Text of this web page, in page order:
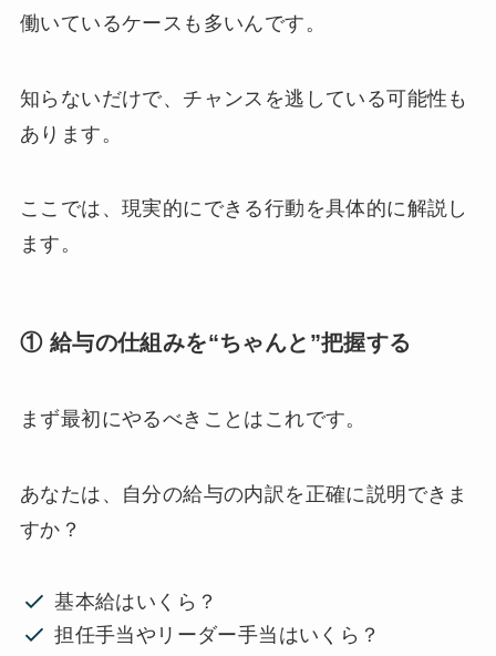
働いているケースも多いんです。
知らないだけで、チャンスを逃している可能性も
あります。
ここでは、現実的にできる行動を具体的に解説し
ます。
① 給与の仕組みを“ちゃんと”把握する
まず最初にやるべきことはこれです。
あなたは、自分の給与の内訳を正確に説明できま
すか？
基本給はいくら？
担任手当やリーダー手当はいくら？